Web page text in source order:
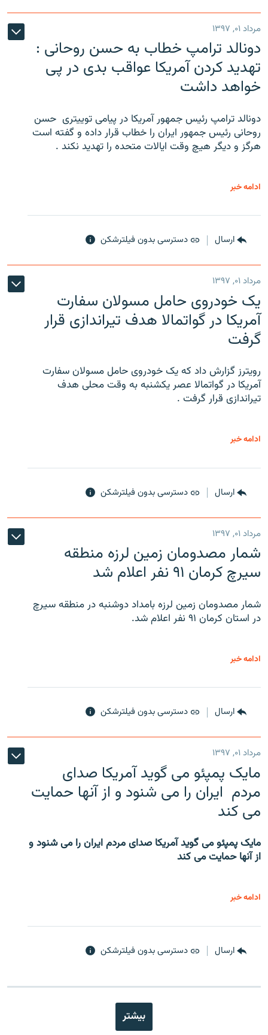
مرداد ۰۱, ۱۳۹۷
دونالد ترامپ خطاب به حسن روحانی :
تهدید کردن آمریکا عواقب بدی در پی
خواهد داشت
دونالد ترامپ رئیس جمهور آمریکا در پیامی توییتری ‌ حسن
روحانی رئیس جمهور ایران را خطاب قرار داده و گفته است
هرگز و دیگر هیچ وقت ایالات متحده را تهدید نکند .
ادامه خبر
ارسال دسترسی بدون فیلترشکن
مرداد ۰۱, ۱۳۹۷
یک خودروی حامل مسولان سفارت
آمریکا در گواتمالا هدف تیراندازی قرار
گرفت
رویترز گزارش داد که یک خودروی حامل مسولان سفارت
آمریکا در گواتمالا عصر یکشنبه به وقت محلی هدف
تیراندازی قرار گرفت .
ادامه خبر
ارسال دسترسی بدون فیلترشکن
مرداد ۰۱, ۱۳۹۷
شمار مصدومان زمین لرزه منطقه
سیرچ کرمان ۹۱ نفر اعلام شد
شمار مصدومان زمین لرزه بامداد دوشنبه در منطقه سیرچ
در استان کرمان ۹۱ نفر اعلام شد.
ادامه خبر
ارسال دسترسی بدون فیلترشکن
مرداد ۰۱, ۱۳۹۷
مایک پمپئو می گوید آمریکا صدای
مردم ایران را می شنود و از آنها حمایت
می کند
مایک پمپئو می گوید آمریکا صدای مردم ایران را می شنود و
از آنها حمایت می کند
ادامه خبر
ارسال دسترسی بدون فیلترشکن
بیشتر